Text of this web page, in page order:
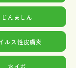
じんましん
ルス性皮膚炎
水イボ